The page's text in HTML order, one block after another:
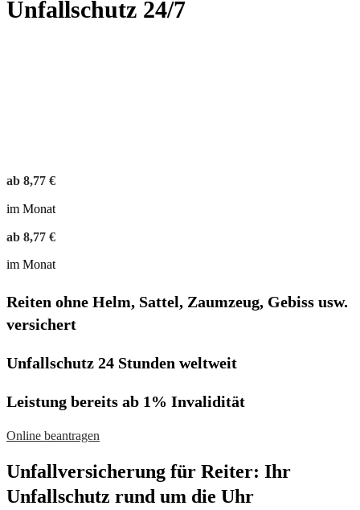
Unfallschutz 24/7
ab 8,77 €
im Monat
ab 8,77 €
im Monat
Reiten ohne Helm, Sattel, Zaumzeug, Gebiss usw.
versichert
Unfallschutz 24 Stunden weltweit
Leistung bereits ab 1% Invalidität
Online beantragen
Unfallversicherung für Reiter: Ihr
Unfallschutz rund um die Uhr